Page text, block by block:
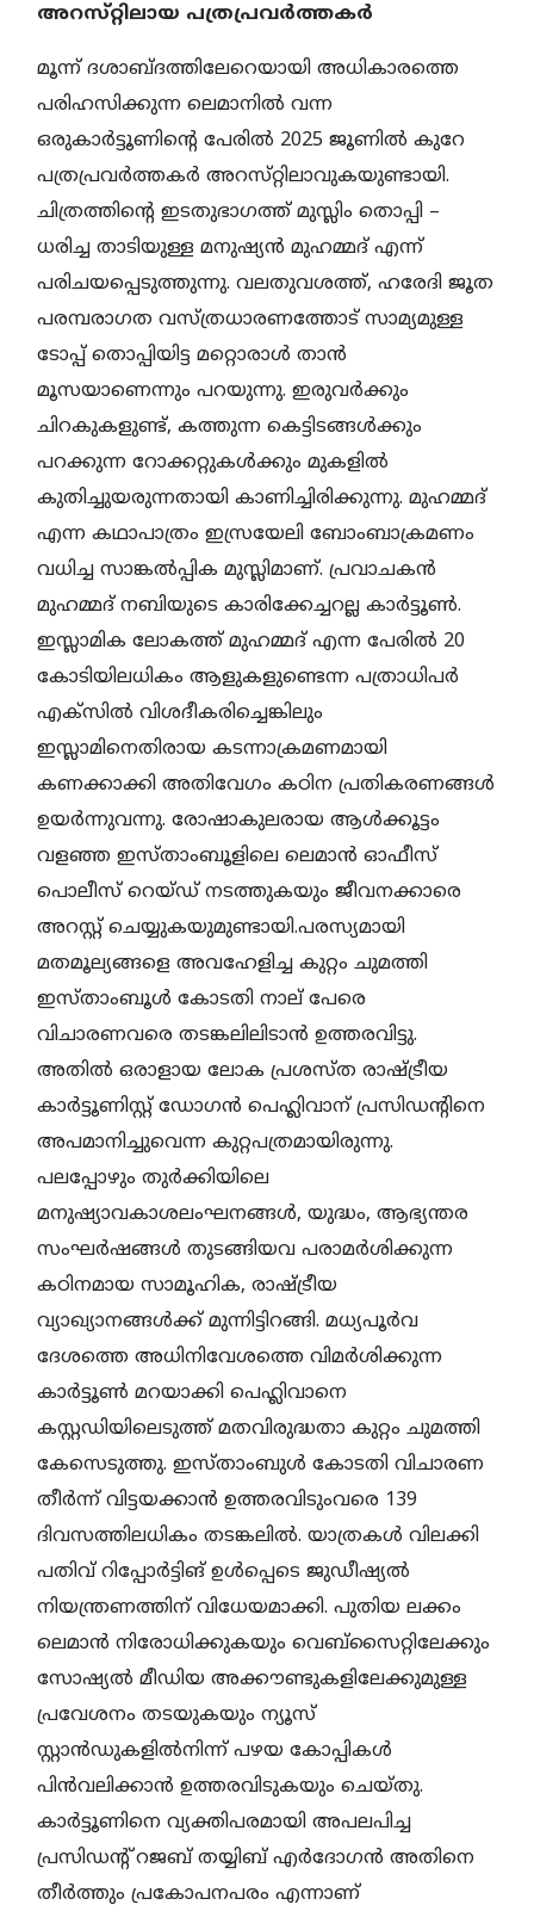
അറസ്‌റ്റിലായ പത്രപ്രവർത്തകർ
മൂന്ന്‌ ദശാബ്ദത്തിലേറെയായി അധികാരത്തെ
പരിഹസിക്കുന്ന ലെമാനിൽ വന്ന
ഒരുകാർട്ടൂണിന്റെ പേരിൽ 2025 ജൂണിൽ കുറേ
പത്രപ്രവർത്തകർ അറസ്‌റ്റിലാവുകയുണ്ടായി.
ചിത്രത്തിന്റെ ഇടതുഭാഗത്ത് മുസ്ലിം തൊപ്പി –
ധരിച്ച താടിയുള്ള മനുഷ്യൻ മുഹമ്മദ് എന്ന്
പരിചയപ്പെടുത്തുന്നു. വലതുവശത്ത്, ഹരേദി ജൂത
പരമ്പരാഗത വസ്ത്രധാരണത്തോട് സാമ്യമുള്ള
ടോപ്പ് തൊപ്പിയിട്ട മറ്റൊരാൾ താൻ
മൂസയാണെന്നും പറയുന്നു. ഇരുവർക്കും
ചിറകുകളുണ്ട്, കത്തുന്ന കെട്ടിടങ്ങൾക്കും
പറക്കുന്ന റോക്കറ്റുകൾക്കും മുകളിൽ
കുതിച്ചുയരുന്നതായി കാണിച്ചിരിക്കുന്നു. മുഹമ്മദ്‌
എന്ന കഥാപാത്രം ഇസ്രയേലി ബോംബാക്രമണം
വധിച്ച സാങ്കൽപ്പിക മുസ്ലിമാണ്. പ്രവാചകൻ
മുഹമ്മദ് നബിയുടെ കാരിക്കേച്ചറല്ല കാർട്ടൂൺ.
ഇസ്ലാമിക ലോകത്ത് മുഹമ്മദ് എന്ന പേരിൽ 20
കോടിയിലധികം ആളുകളുണ്ടെന്ന പത്രാധിപർ
എക്‌സിൽ വിശദീകരിച്ചെങ്കിലും
ഇസ്ലാമിനെതിരായ കടന്നാക്രമണമായി
കണക്കാക്കി അതിവേഗം കഠിന പ്രതികരണങ്ങൾ
ഉയർന്നുവന്നു. രോഷാകുലരായ ആൾക്കൂട്ടം
വളഞ്ഞ ഇസ്താംബൂളിലെ ലെമാൻ ഓഫീസ്
പൊലീസ് റെയ്ഡ് നടത്തുകയും ജീവനക്കാരെ
അറസ്റ്റ് ചെയ്യുകയുമുണ്ടായി.പരസ്യമായി
മതമൂല്യങ്ങളെ അവഹേളിച്ച കുറ്റം ചുമത്തി
ഇസ്താംബൂൾ കോടതി നാല് പേരെ
വിചാരണവരെ തടങ്കലിലിടാൻ ഉത്തരവിട്ടു.
അതിൽ ഒരാളായ ലോക പ്രശസ്‌ത രാഷ്ട്രീയ
കാർട്ടൂണിസ്റ്റ് ഡോഗൻ പെഹ്ലിവാന്‌ പ്രസിഡന്റിനെ
അപമാനിച്ചുവെന്ന കുറ്റപത്രമായിരുന്നു.
പലപ്പോഴും തുർക്കിയിലെ
മനുഷ്യാവകാശലംഘനങ്ങൾ, യുദ്ധം, ആഭ്യന്തര
സംഘർഷങ്ങൾ തുടങ്ങിയവ പരാമർശിക്കുന്ന
കഠിനമായ സാമൂഹിക, രാഷ്ട്രീയ
വ്യാഖ്യാനങ്ങൾക്ക്‌ മുന്നിട്ടിറങ്ങി. മധ്യപൂർവ
ദേശത്തെ അധിനിവേശത്തെ വിമർശിക്കുന്ന
കാർട്ടൂൺ മറയാക്കി പെഹ്ലിവാനെ
കസ്റ്റഡിയിലെടുത്ത്‌ മതവിരുദ്ധതാ കുറ്റം ചുമത്തി
കേസെടുത്തു. ഇസ്താംബുൾ കോടതി വിചാരണ
തീർന്ന്‌ വിട്ടയക്കാൻ ഉത്തരവിടുംവരെ 139
ദിവസത്തിലധികം തടങ്കലിൽ. യാത്രകൾ വിലക്കി
പതിവ് റിപ്പോർട്ടിങ്‌ ഉൾപ്പെടെ ജുഡീഷ്യൽ
നിയന്ത്രണത്തിന് വിധേയമാക്കി. പുതിയ ലക്കം
ലെമാൻ നിരോധിക്കുകയും വെബ്സൈറ്റിലേക്കും
സോഷ്യൽ മീഡിയ അക്കൗണ്ടുകളിലേക്കുമുള്ള
പ്രവേശനം തടയുകയും ന്യൂസ്
സ്റ്റാൻഡുകളിൽനിന്ന് പഴയ കോപ്പികൾ
പിൻവലിക്കാൻ ഉത്തരവിടുകയും ചെയ്‌തു.
കാർട്ടൂണിനെ വ്യക്തിപരമായി അപലപിച്ച
പ്രസിഡന്റ് റജബ് തയ്യിബ് എർദോഗൻ അതിനെ
തീർത്തും പ്രകോപനപരം എന്നാണ്‌